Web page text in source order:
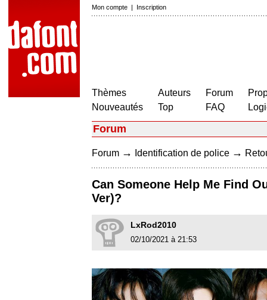
Mon compte | Inscription
Thèmes
Nouveautés
Auteurs
Top
Forum
FAQ
Forum
Forum → Identification de police →
Can Someone Help Me Find
Ver)?
LxRod2010
02/10/2021 à 21:53